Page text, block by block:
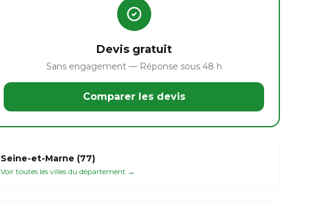
Devis gratuit
Sans engagement — Réponse sous 48 h
Comparer les devis
Seine-et-Marne (77)
Voir toutes les villes du département →